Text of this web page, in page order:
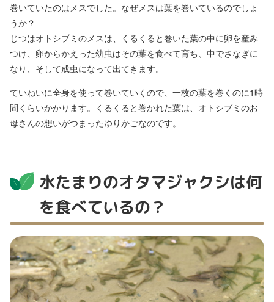
巻いていたのはメスでした。なぜメスは葉を巻いているのでしょ
うか？
じつはオトシブミのメスは、くるくると巻いた葉の中に卵を産み
つけ、卵からかえった幼虫はその葉を食べて育ち、中でさなぎに
なり、そして成虫になって出てきます。
ていねいに全身を使って巻いていくので、一枚の葉を巻くのに1時
間くらいかかります。くるくると巻かれた葉は、オトシブミのお
母さんの想いがつまったゆりかごなのです。
水たまりのオタマジャクシは何
を食べているの？